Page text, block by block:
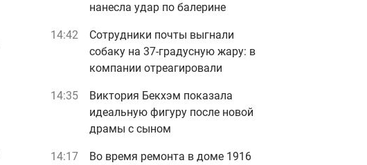
нанесла удар по балерине
14:42
Сотрудники почты выгнали
собаку на 37-градусную жару: в
компании отреагировали
14:35
Виктория Бекхэм показала
идеальную фигуру после новой
драмы с сыном
14:17
Во время ремонта в доме 1916